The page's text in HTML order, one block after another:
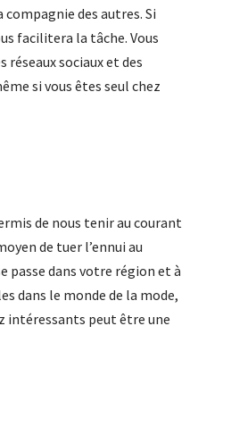
des autres. Si
facilitera la tâche. Vous
réseaux sociaux et des
si vous êtes seul chez
de nous tenir au courant
de tuer l’ennui au
passe dans votre région et à
dans le monde de la mode,
intéressants peut être une